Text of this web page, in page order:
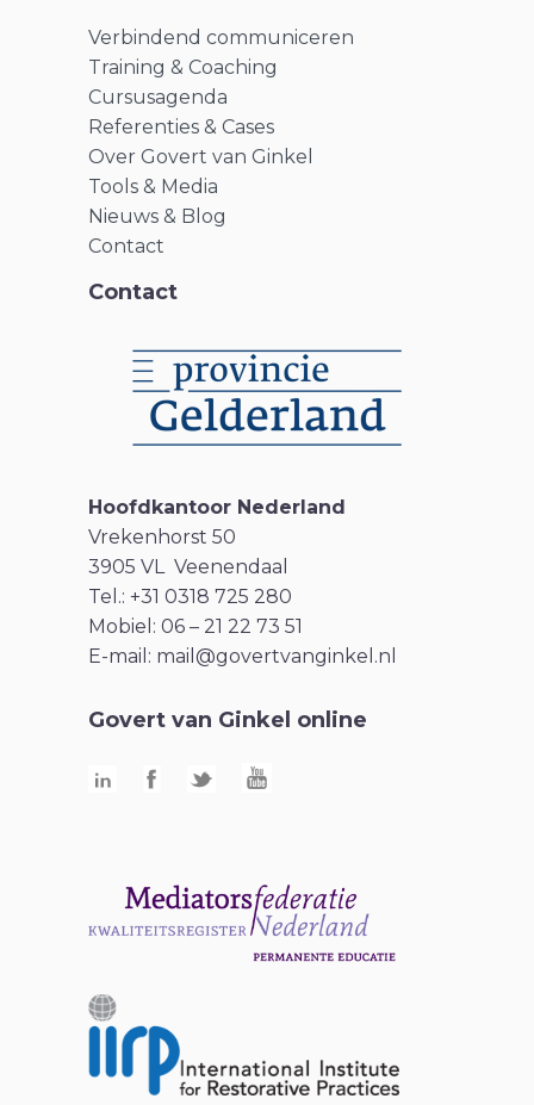
Verbindend communiceren
Training & Coaching
Cursusagenda
Referenties & Cases
Over Govert van Ginkel
Tools & Media
Nieuws & Blog
Contact
Contact
Hoofdkantoor Nederland
Vrekenhorst 50
3905 VL Veenendaal
Tel.: +31 0318 725 280
Mobiel: 06 – 21 22 73 51
E-mail: mail@govertvanginkel.nl
Govert van Ginkel online